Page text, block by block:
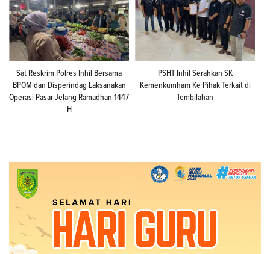
Sat Reskrim Polres Inhil Bersama
BPOM dan Disperindag Laksanakan
Operasi Pasar Jelang Ramadhan 1447
H
PSHT Inhil Serahkan SK
Kemenkumham Ke Pihak Terkait di
Tembilahan